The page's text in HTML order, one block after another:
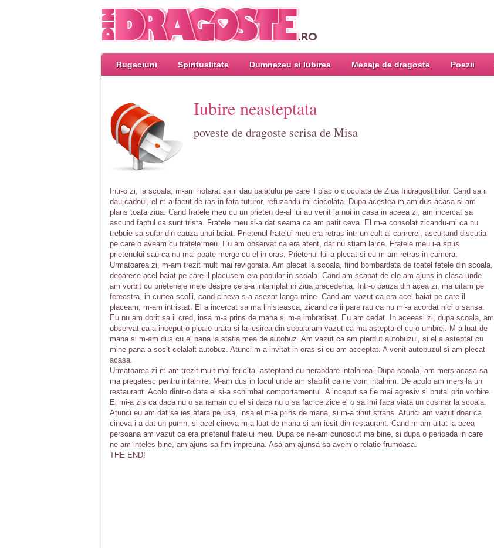
Rugaciuni Spiritualitate Dumnezeu si Iubirea Mesaje de dragoste Poezii
Iubire neasteptata
poveste de dragoste scrisa de Misa
Intr-o zi, la scoala, m-am hotarat sa ii dau baiatului pe care il plac o ciocolata de Ziua Indragostitiilor. Cand sa ii
dau cadoul, el m-a facut de ras in fata tuturor, refuzandu-mi ciocolata. Dupa acestea m-am dus acasa si am
plans toata ziua. Cand fratele meu cu un prieten de-al lui au venit la noi in casa in aceea zi, am incercat sa
ascund faptul ca sunt trista. Fratele meu si-a dat seama ca am patit ceva. El m-a consolat zicandu-mi ca nu
trebuie sa sufar din cauza unui baiat. Prietenul fratelui meu era retras intr-un colt al camerei, ascultand discutia
pe care o aveam cu fratele meu. Eu am observat ca era atent, dar nu stiam la ce. Fratele meu i-a spus
prietenului sau ca nu mai poate merge cu el in oras. Prietenul lui a plecat si eu m-am retras in camera.
Urmatoarea zi, m-am trezit mult mai revigorata. Am plecat la scoala, fiind bombardata de toatel fetele din scoala,
deoarece acel baiat pe care il placusem era popular in scoala. Cand am scapat de ele am ajuns in clasa unde
am vorbit cu prietenele mele despre ce s-a intamplat in ziua precedenta. Intr-o pauza din acea zi, ma uitam pe
fereastra, in curtea scolii, cand cineva s-a asezat langa mine. Cand am vazut ca era acel baiat pe care il
placeam, m-am intristat. El a incercat sa ma linisteasca, zicand ca ii pare rau ca nu mi-a acordat nici o sansa.
Eu nu am dorit sa il cred, insa m-a prins de mana si m-a imbratisat. Eu am cedat. In aceeasi zi, dupa scoala, am
observat ca a inceput o ploaie urata si la iesirea din scoala am vazut ca ma astepta el cu o umbrel. M-a luat de
mana si m-am dus cu el pana la statia mea de autobuz. Am vazut ca am pierdut autobuzul, si el a asteptat cu
mine pana a sosit celalalt autobuz. Atunci m-a invitat in oras si eu am acceptat. A venit autobuzul si am plecat
acasa.
Urmatoarea zi m-am trezit mult mai fericita, asteptand cu nerabdare intalnirea. Dupa scoala, am mers acasa sa
ma pregatesc pentru intalnire. M-am dus in locul unde am stabilit ca ne vom intalnim. De acolo am mers la un
restaurant. Acolo dintr-o data el si-a schimbat comportamentul. A inceput sa fie mai agresiv si brutal prin vorbire.
El mi-a zis ca daca nu o sa raman cu el si daca nu o sa fac ce zice el o sa imi faca viata un cosmar la scoala.
Atunci eu am dat se ies afara pe usa, insa el m-a prins de mana, si m-a tinut strans. Atunci am vazut doar ca
cineva i-a dat un pumn, si acel cineva m-a luat de mana si am iesit din restaurant. Cand m-am uitat la acea
persoana am vazut ca era prietenul fratelui meu. Dupa ce ne-am cunoscut ma bine, si dupa o perioada in care
ne-am inteles bine, am ajuns sa fim impreuna. Asa am ajunsa sa avem o relatie frumoasa.
THE END!